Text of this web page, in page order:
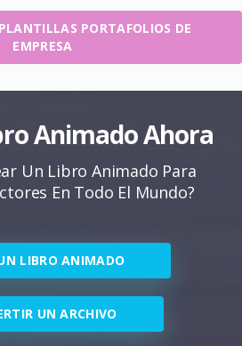
PORTAFOLIOS DE
EMPRESA
Animado Ahora
Un Libro Animado Para
En Todo El Mundo?
LIBRO ANIMADO
UN ARCHIVO